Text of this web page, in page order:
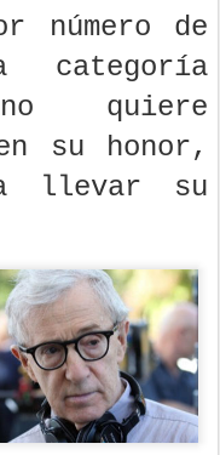
número de
categoría
quiere
su honor,
llevar su